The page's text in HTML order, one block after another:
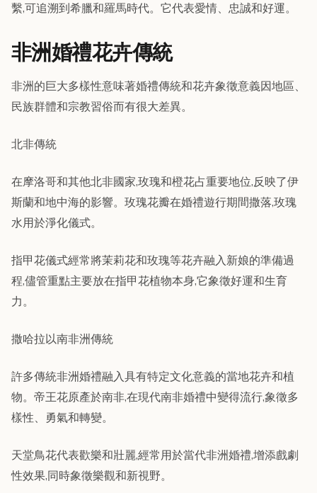
繫,可追溯到希臘和羅馬時代。它代表愛情、忠誠和好運。
非洲婚禮花卉傳統
非洲的巨大多樣性意味著婚禮傳統和花卉象徵意義因地區、
民族群體和宗教習俗而有很大差異。
北非傳統
在摩洛哥和其他北非國家,玫瑰和橙花占重要地位,反映了伊
斯蘭和地中海的影響。玫瑰花瓣在婚禮遊行期間撒落,玫瑰
水用於淨化儀式。
指甲花儀式經常將茉莉花和玫瑰等花卉融入新娘的準備過
程,儘管重點主要放在指甲花植物本身,它象徵好運和生育
力。
撒哈拉以南非洲傳統
許多傳統非洲婚禮融入具有特定文化意義的當地花卉和植
物。帝王花原產於南非,在現代南非婚禮中變得流行,象徵多
樣性、勇氣和轉變。
天堂鳥花代表歡樂和壯麗,經常用於當代非洲婚禮,增添戲劇
性效果,同時象徵樂觀和新視野。